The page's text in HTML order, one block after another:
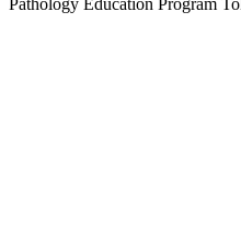
Pathology Education Program